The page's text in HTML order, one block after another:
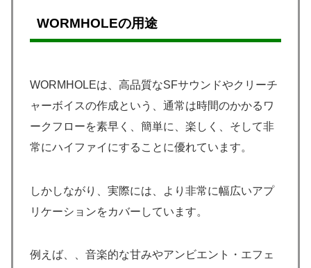
WORMHOLEの用途
WORMHOLEは、高品質なSFサウンドやクリーチ
ャーボイスの作成という、通常は時間のかかるワ
ークフローを素早く、簡単に、楽しく、そして非
常にハイファイにすることに優れています。
しかしながり、実際には、より非常に幅広いアプ
リケーションをカバーしています。
例えば、、音楽的な甘みやアンビエント・エフェ